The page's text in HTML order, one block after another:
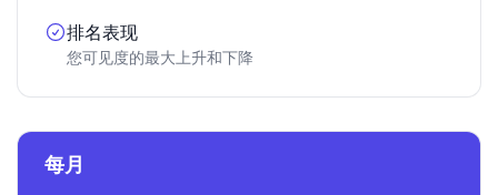
排名表现
您可见度的最大上升和下降
每月